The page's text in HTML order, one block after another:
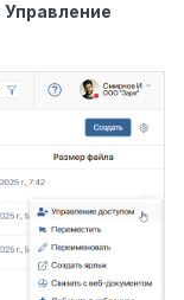
Управление